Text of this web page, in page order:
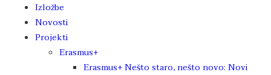
Izložbe
Novosti
Projekti
Erasmus+
Erasmus+ Nešto staro, nešto novo: Novi